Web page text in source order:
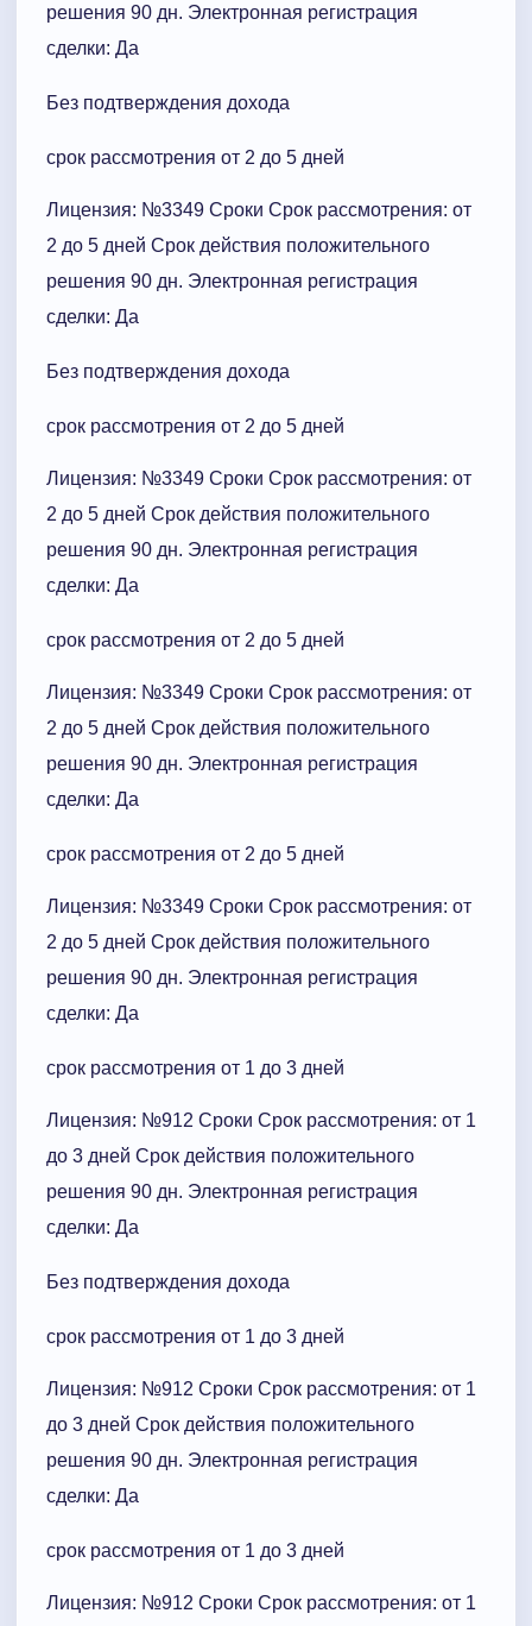
решения 90 дн. Электронная регистрация
сделки: Да
Без подтверждения дохода
срок рассмотрения от 2 до 5 дней
Лицензия: №3349 Сроки Cрок рассмотрения: от
2 до 5 дней Срок действия положительного
решения 90 дн. Электронная регистрация
сделки: Да
Без подтверждения дохода
срок рассмотрения от 2 до 5 дней
Лицензия: №3349 Сроки Cрок рассмотрения: от
2 до 5 дней Срок действия положительного
решения 90 дн. Электронная регистрация
сделки: Да
срок рассмотрения от 2 до 5 дней
Лицензия: №3349 Сроки Cрок рассмотрения: от
2 до 5 дней Срок действия положительного
решения 90 дн. Электронная регистрация
сделки: Да
срок рассмотрения от 2 до 5 дней
Лицензия: №3349 Сроки Cрок рассмотрения: от
2 до 5 дней Срок действия положительного
решения 90 дн. Электронная регистрация
сделки: Да
срок рассмотрения от 1 до 3 дней
Лицензия: №912 Сроки Cрок рассмотрения: от 1
до 3 дней Срок действия положительного
решения 90 дн. Электронная регистрация
сделки: Да
Без подтверждения дохода
срок рассмотрения от 1 до 3 дней
Лицензия: №912 Сроки Cрок рассмотрения: от 1
до 3 дней Срок действия положительного
решения 90 дн. Электронная регистрация
сделки: Да
срок рассмотрения от 1 до 3 дней
Лицензия: №912 Сроки Cрок рассмотрения: от 1